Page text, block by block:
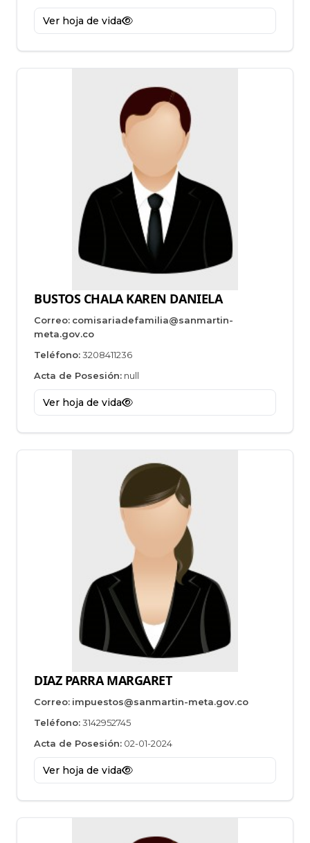
Ver hoja de vida
BUSTOS CHALA KAREN DANIELA
Correo: comisariadefamilia@sanmartin-
meta.gov.co
Teléfono:3208411236
Acta de Posesión: null
Ver hoja de vida
DIAZ PARRA MARGARET
Correo: impuestos@sanmartin-meta.gov.co
Teléfono:3142952745
Acta de Posesión: 02-01-2024
Ver hoja de vida